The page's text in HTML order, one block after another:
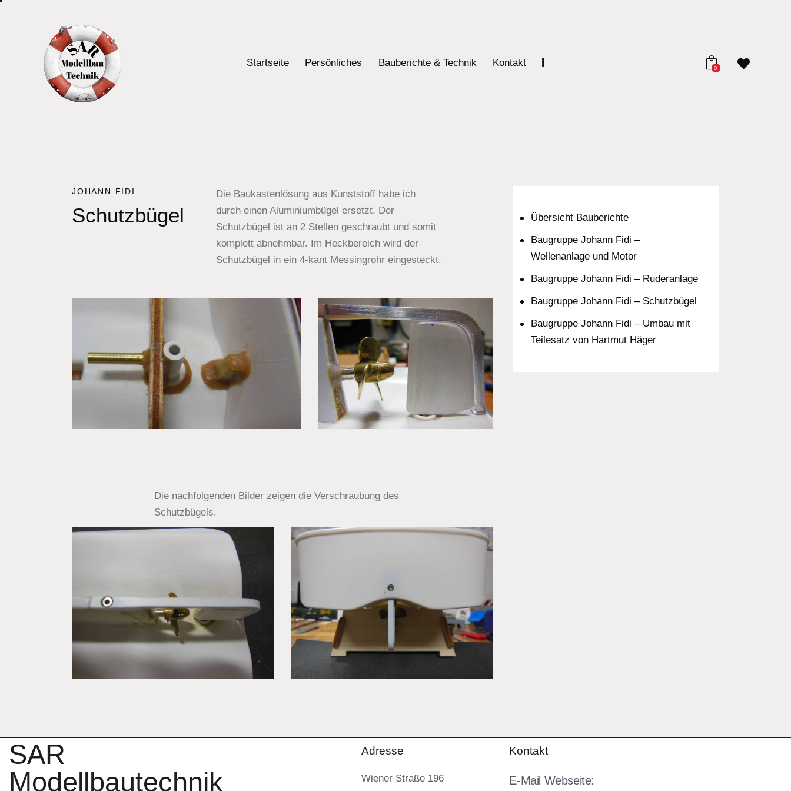
Startseite Persönliches Bauberichte & Technik Kontakt 0
JOHANN FIDI
Schutzbügel
Die Baukastenlösung aus Kunststoff habe ich
durch einen Aluminiumbügel ersetzt. Der
Schutzbügel ist an 2 Stellen geschraubt und somit
komplett abnehmbar. Im Heckbereich wird der
Schutzbügel in ein 4-kant Messingrohr eingesteckt.
Die nachfolgenden Bilder zeigen die Verschraubung des
Schutzbügels.
Übersicht Bauberichte
Baugruppe Johann Fidi –
Wellenanlage und Motor
Baugruppe Johann Fidi – Ruderanlage
Baugruppe Johann Fidi – Schutzbügel
Baugruppe Johann Fidi – Umbau mit
Teilesatz von Hartmut Häger
SAR
Modellbautechnik
Adresse
Wiener Straße 196
Kontakt
E-Mail Webseite: